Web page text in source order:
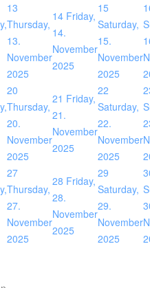
13
Thursday,
13.
November
2025
14 Friday,
14.
November
2025
15
Saturday,
15.
November
2025
20
Thursday,
20.
November
2025
21 Friday,
21.
November
2025
22
Saturday,
22.
November
2025
27
Thursday,
27.
November
2025
28 Friday,
28.
November
2025
29
Saturday,
29.
November
2025